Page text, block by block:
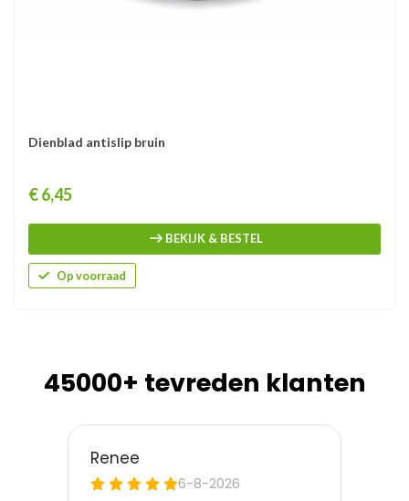
Dienblad antislip bruin
Prijs
€ 6,45
BEKIJK & BESTEL
Op voorraad
45000+ tevreden klanten